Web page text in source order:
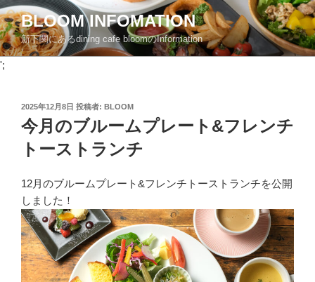
コ
ン
テ
ン
BLOOM INFOMATION
新下関にあるdining cafe bloomのInformation
';
投
稿
日:
2025年12月8日 投稿者: BLOOM
今月のブルームプレート&フレンチ
トーストランチ
12月のブルームプレート&フレンチトーストランチを公開
しました！